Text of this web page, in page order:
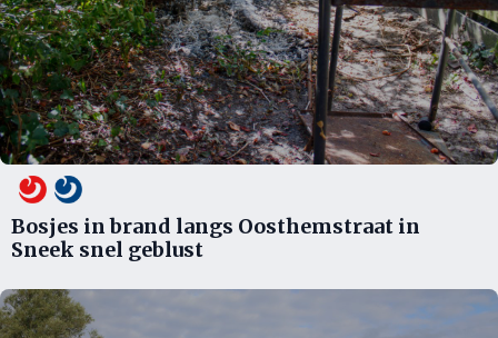
Bosjes in brand langs Oosthemstraat in
Sneek snel geblust